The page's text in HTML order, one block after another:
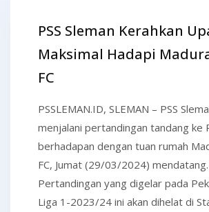
PSS Sleman Kerahkan
Maksimal Hadapi
FC
PSSLEMAN.ID, SLEMAN – PSS
menjalani pertandingan tandang ke
berhadapan dengan tuan rumah
FC, Jumat (29/03/2024) mendatang.
Pertandingan yang digelar pada
Liga 1-2023/24 ini akan dihelat di